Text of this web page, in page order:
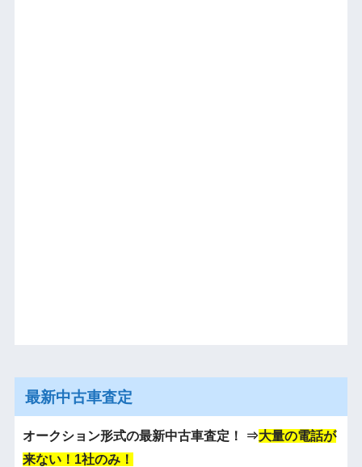
最新中古車査定
オークション形式の最新中古車査定！ ⇒大量の電話が
来ない！1社のみ！